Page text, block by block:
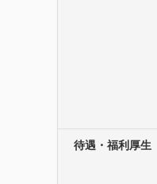
待遇・福利厚生